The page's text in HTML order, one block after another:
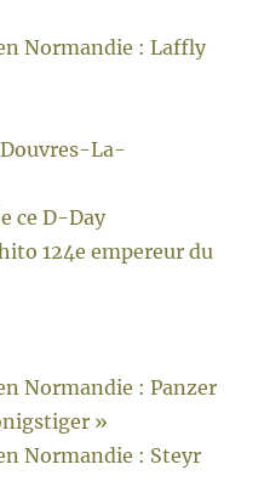
Normandie : Laffly
La-
ce D-Day
124e empereur du
Normandie : Panzer
»
Normandie : Steyr